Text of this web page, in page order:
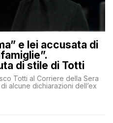
e lei accusata di
di stile di Totti
Totti al Corriere della Sera
alcune dichiarazioni dell’ex